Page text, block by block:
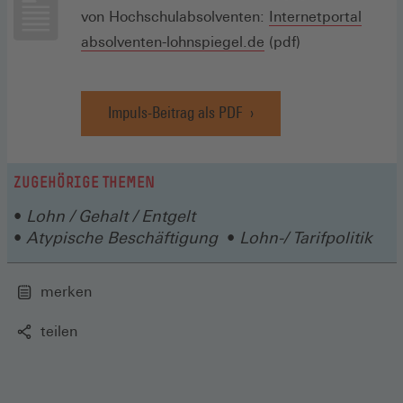
von Hochschulabsolventen: Internetportal
absolventen-lohnspiegel.de (Öffnet
einem
Fenster)
(pdf)
Impuls-Beitrag als PDF
(Öffnet
in
ZUGEHÖRIGE THEMEN
Lohn / Gehalt / Entgelt
Atypische Beschäftigung
Lohn-/ Tarifpolitik
merken
teilen